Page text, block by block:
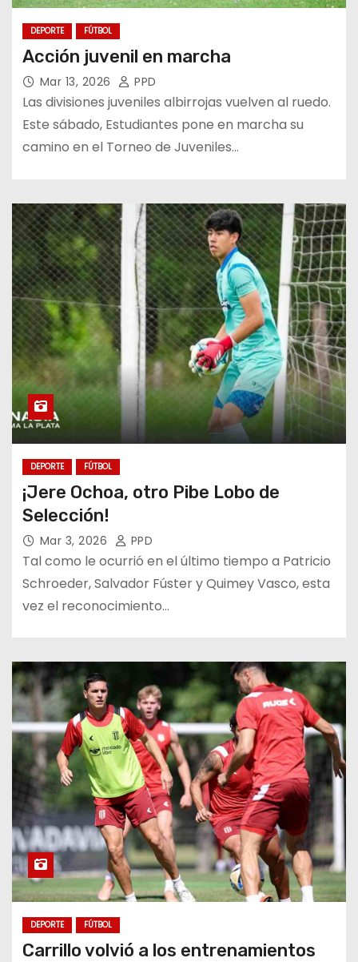
DEPORTE FÚTBOL
Acción juvenil en marcha
Mar 13, 2026 PPD
Las divisiones juveniles albirrojas vuelven al ruedo.
Este sábado, Estudiantes pone en marcha su
camino en el Torneo de Juveniles…
DEPORTE FÚTBOL
¡Jere Ochoa, otro Pibe Lobo de
Selección!
Mar 3, 2026 PPD
Tal como le ocurrió en el último tiempo a Patricio
Schroeder, Salvador Fúster y Quimey Vasco, esta
vez el reconocimiento…
DEPORTE FÚTBOL
Carrillo volvió a los entrenamientos